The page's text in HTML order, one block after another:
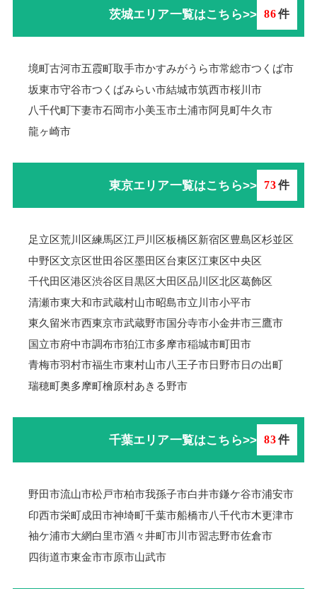
茨城エリア一覧はこちら>> 86件
境町古河市五霞町取手市かすみがうら市常総市つくば市
坂東市守谷市つくばみらい市結城市筑西市桜川市
八千代町下妻市石岡市小美玉市土浦市阿見町牛久市
龍ヶ崎市
東京エリア一覧はこちら>> 73件
足立区荒川区練馬区江戸川区板橋区新宿区豊島区杉並区
中野区文京区世田谷区墨田区台東区江東区中央区
千代田区港区渋谷区目黒区大田区品川区北区葛飾区
清瀬市東大和市武蔵村山市昭島市立川市小平市
東久留米市西東京市武蔵野市国分寺市小金井市三鷹市
国立市府中市調布市狛江市多摩市稲城市町田市
青梅市羽村市福生市東村山市八王子市日野市日の出町
瑞穂町奥多摩町檜原村あきる野市
千葉エリア一覧はこちら>> 83件
野田市流山市松戸市柏市我孫子市白井市鎌ケ谷市浦安市
印西市栄町成田市神埼町千葉市船橋市八千代市木更津市
袖ケ浦市大網白里市酒々井町市川市習志野市佐倉市
四街道市東金市市原市山武市